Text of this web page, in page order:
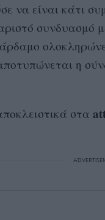
να είναι κάτι
συνδυασμό
η
στα